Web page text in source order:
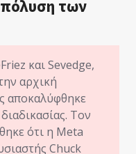
των
και Sevedge,
αρχική
αποκαλύφθηκε
Τον
ότι η Meta
Chuck